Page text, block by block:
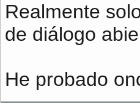
Realmente
de diálogo
He probado